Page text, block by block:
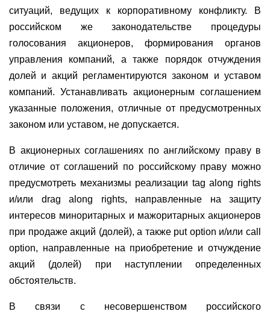
ситуаций, ведущих к корпоративному конфликту. В
российском же законодательстве процедуры
голосования акционеров, формирования органов
управления компаний, а также порядок отчуждения
долей и акций регламентируются законом и уставом
компаний. Устанавливать акционерным соглашением
указанные положения, отличные от предусмотренных
законом или уставом, не допускается.
В акционерных соглашениях по английскому праву в
отличие от соглашений по российскому праву можно
предусмотреть механизмы реализации tag along rights
и/или drag along rights, направленные на защиту
интересов миноритарных и мажоритарных акционеров
при продаже акций (долей), а также put option и/или call
option, направленные на приобретение и отчуждение
акций (долей) при наступлении определенных
обстоятельств.
В связи с несовершенством российского